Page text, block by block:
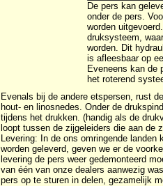
De pers kan
onder de pers.
worden
druksysteem,
worden. Dit
is afleesbaar op
Eveneens kan de
het roterend
Evenals bij de andere etspersen, rust
hout- en linosnedes. Onder de
tijdens het drukken. (handig als de
loopt tussen de zijgeleiders die aan de
Levering: In de ons omringende
worden geleverd, geven we er de
levering de pers weer gedemonteerd
van één van onze dealers aanwezig
pers op te sturen in delen, gezamelijk